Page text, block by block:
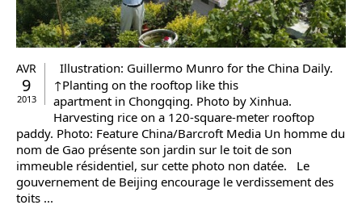
AVR
9
2013
Illustration: Guillermo Munro for the China Daily.
↑Planting on the rooftop like this
apartment in Chongqing. Photo by Xinhua.
Harvesting rice on a 120-square-meter rooftop
paddy. Photo: Feature China/Barcroft Media Un homme du
nom de Gao présente son jardin sur le toit de son
immeuble résidentiel, sur cette photo non datée. Le
gouvernement de Beijing encourage le verdissement des
toits ...